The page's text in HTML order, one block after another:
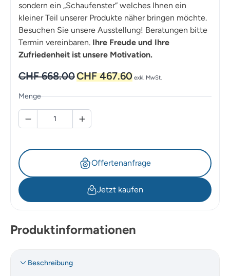
sondern ein „Schaufenster“ welches Ihnen ein
kleiner Teil unserer Produkte näher bringen möchte.
Besuchen Sie unsere Ausstellung! Beratungen bitte
Termin vereinbaren. Ihre Freude und Ihre
Zufriedenheit ist unsere Motivation.
CHF668.00Ursprünglicher
Preis
war:
CHF467.60Aktueller
Preis
ist:
exkl. MwSt.
Menge
Offertenanfrage
Jetzt kaufen
Produktinformationen
Beschreibung